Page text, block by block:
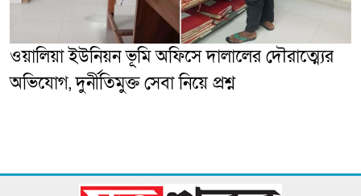
ওয়ালিয়া ইউনিয়ন ভূমি অফিসে দালালের দৌরাত্ম্যের
অভিযোগ, দুর্নীতিমুক্ত সেবা নিয়ে প্রশ্ন